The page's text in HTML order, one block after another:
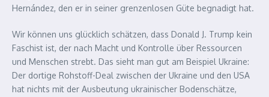
Hernández, den er in seiner grenzenlosen Güte begnadigt hat.
Wir können uns glücklich schätzen, dass Donald J. Trump kein
Faschist ist, der nach Macht und Kontrolle über Ressourcen
und Menschen strebt. Das sieht man gut am Beispiel Ukraine:
Der dortige Rohstoff-Deal zwischen der Ukraine und den USA
hat nichts mit der Ausbeutung ukrainischer Bodenschätze,